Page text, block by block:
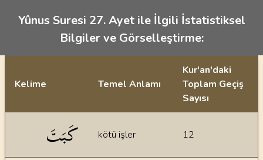
Yûnus Suresi 27. Ayet ile İlgili İstatistiksel
Bilgiler ve Görselleştirme:
Kelime Temel Anlamı
Kur'an'daki
Toplam Geçiş
Sayısı
كَبَتَ kötü işler 12